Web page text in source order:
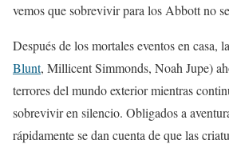
vemos que sobrevivir para los Abbott no
Después de los mortales eventos en casa,
Blunt, Millicent Simmonds, Noah Jupe)
terrores del mundo exterior mientras
sobrevivir en silencio. Obligados a
rápidamente se dan cuenta de que las